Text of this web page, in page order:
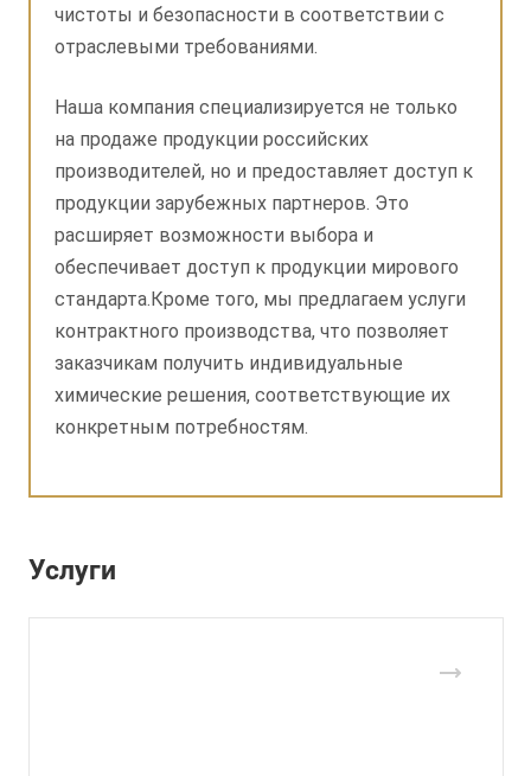
чистоты и безопасности в соответствии с
отраслевыми требованиями.
Наша компания специализируется не только
на продаже продукции российских
производителей, но и предоставляет доступ к
продукции зарубежных партнеров. Это
расширяет возможности выбора и
обеспечивает доступ к продукции мирового
стандарта.Кроме того, мы предлагаем услуги
контрактного производства, что позволяет
заказчикам получить индивидуальные
химические решения, соответствующие их
конкретным потребностям.
Услуги